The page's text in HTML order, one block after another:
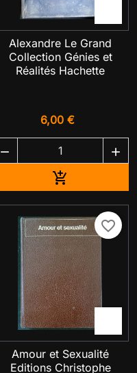
Alexandre Le Grand
Collection Génies et
Réalités Hachette
6,00 €
 

favorite_border
Amour et Sexualité
Editions Christophe